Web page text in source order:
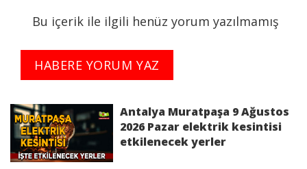
Planlı Kesintiden Etkilenen Cadde / Sokak :
MAH SAHİL CAD.,MERKEZ KİRİŞ MAH.,MERKEZ
KİRİŞ Mah.,MERKEZ MERKEZ 14 SK.,MERKEZ
MERKEZ KIRIS CD.,MERKEZ MERKEZ Mah. SAHİL
GEZİ YOLU Sk. bölgelerinde 07/07/2026 09:00:00 -
Bu içerik ile ilgili henüz yorum yazılmamış
HABERE YORUM YAZ
Antalya Muratpaşa 9 Ağustos
2026 Pazar elektrik kesintisi
etkilenecek yerler